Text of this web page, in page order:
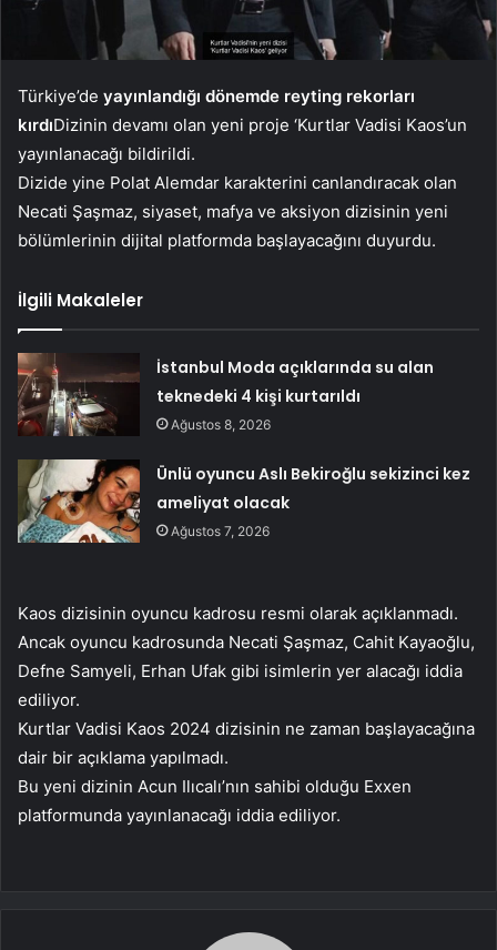
Türkiye’de yayınlandığı dönemde reyting rekorları
kırdıDizinin devamı olan yeni proje ‘Kurtlar Vadisi Kaos’un
yayınlanacağı bildirildi.
Dizide yine Polat Alemdar karakterini canlandıracak olan
Necati Şaşmaz, siyaset, mafya ve aksiyon dizisinin yeni
bölümlerinin dijital platformda başlayacağını duyurdu.
İlgili Makaleler
İstanbul Moda açıklarında su alan
teknedeki 4 kişi kurtarıldı
Ağustos 8, 2026
Ünlü oyuncu Aslı Bekiroğlu sekizinci kez
ameliyat olacak
Ağustos 7, 2026
Kaos dizisinin oyuncu kadrosu resmi olarak açıklanmadı.
Ancak oyuncu kadrosunda Necati Şaşmaz, Cahit Kayaoğlu,
Defne Samyeli, Erhan Ufak gibi isimlerin yer alacağı iddia
ediliyor.
Kurtlar Vadisi Kaos 2024 dizisinin ne zaman başlayacağına
dair bir açıklama yapılmadı.
Bu yeni dizinin Acun Ilıcalı’nın sahibi olduğu Exxen
platformunda yayınlanacağı iddia ediliyor.